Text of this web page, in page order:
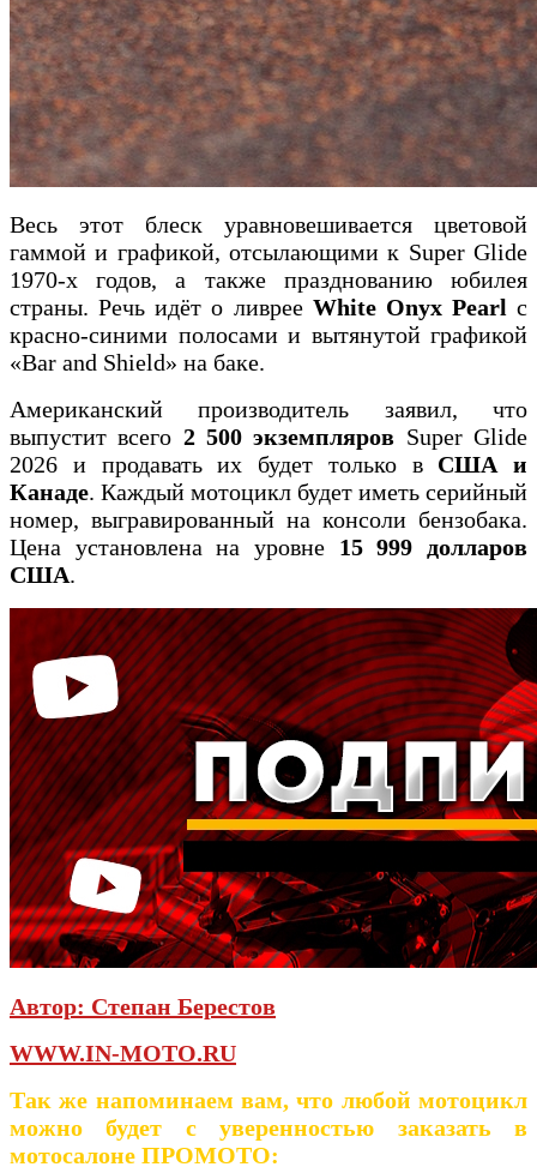
Весь этот блеск уравновешивается цветовой
гаммой и графикой, отсылающими к Super Glide
1970-х годов, а также празднованию юбилея
страны. Речь идёт о ливрее White Onyx Pearl с
красно-синими полосами и вытянутой графикой
«Bar and Shield» на баке.
Американский производитель заявил, что
выпустит всего 2 500 экземпляров Super Glide
2026 и продавать их будет только в США и
Канаде. Каждый мотоцикл будет иметь серийный
номер, выгравированный на консоли бензобака.
Цена установлена на уровне 15 999 долларов
США.
Автор: Степан Берестов
WWW.IN-MOTO.RU
Так же напоминаем вам, что любой мотоцикл
можно будет с уверенностью заказать в
мотосалоне ПРОМОТО: